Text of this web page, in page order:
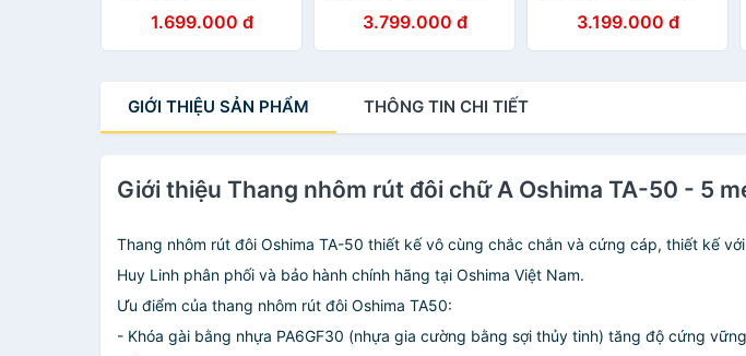
1.699.000 đ 3.799.000 đ 3.199.000 đ
GIỚI THIỆU SẢN PHẨM THÔNG TIN CHI TIẾT
Giới thiệu Thang nhôm rút đôi chữ A Oshima TA-50 - 5
Thang nhôm rút đôi Oshima TA-50 thiết kế vô cùng chắc chắn và cứng cáp, thiết kế
Huy Linh phân phối và bảo hành chính hãng tại Oshima Việt Nam.
Ưu điểm của thang nhôm rút đôi Oshima TA50:
- Khóa gài bằng nhựa PA6GF30 (nhựa gia cường bằng sợi thủy tinh) tăng độ cứng